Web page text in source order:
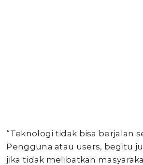
“Teknologi tidak bisa berjalan
Pengguna atau users, begitu
jika tidak melibatkan